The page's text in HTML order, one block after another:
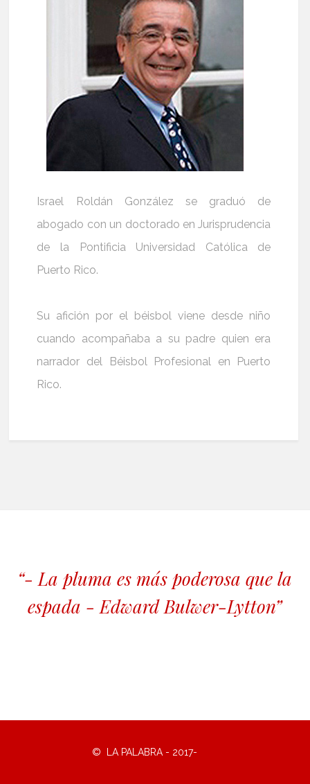
Israel Roldán González se graduó de
abogado con un doctorado en Jurisprudencia
de la Pontificia Universidad Católica de
Puerto Rico.
Su afición por el béisbol viene desde niño
cuando acompañaba a su padre quien era
narrador del Béisbol Profesional en Puerto
Rico.
“- La pluma es más poderosa que la
espada - Edward Bulwer-Lytton”
© LA PALABRA - 2017-